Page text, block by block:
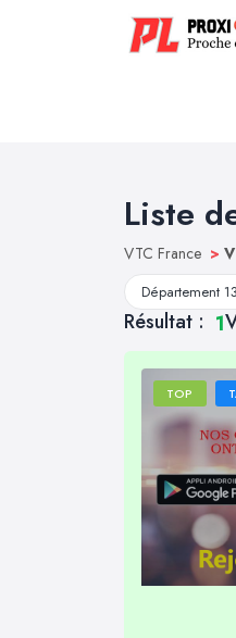
Liste
VTC France >
Département 13
Résultat : 1
TOP